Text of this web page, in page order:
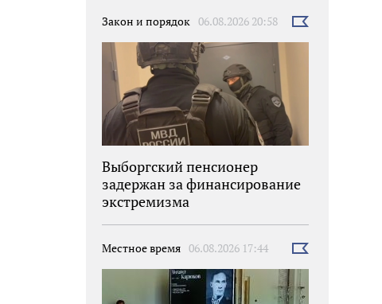
Закон и порядок 06.08.2026 20:58
Выбрать
Выборгский пенсионер
задержан за финансирование
экстремизма
Местное время 06.08.2026 17:44
Выбрать